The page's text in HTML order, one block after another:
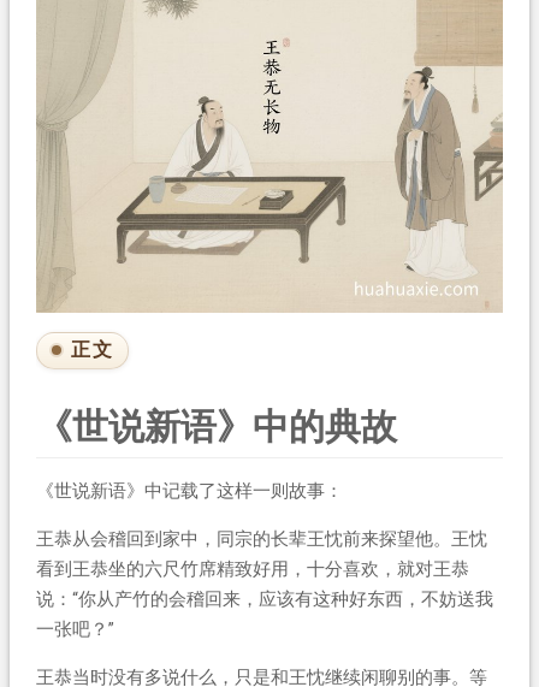
正文
《世说新语》中的典故
《世说新语》中记载了这样一则故事：
王恭从会稽回到家中，同宗的长辈王忱前来探望他。王忱
看到王恭坐的六尺竹席精致好用，十分喜欢，就对王恭
说：“你从产竹的会稽回来，应该有这种好东西，不妨送我
一张吧？”
王恭当时没有多说什么，只是和王忱继续闲聊别的事。等